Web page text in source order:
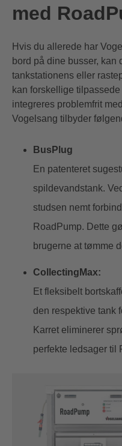
med
Hvis du allerede har
bord på dine busser, kan
tankstationens eller
kan forskellige
integreres problemfrit
Vogelsang tilbyder
BusPlug
En patenteret
spildevandstank.
studsen nemt
RoadPump. Dette
brugerne at tømme
CollectingMax:
Et fleksibelt
den respektive tank
Karret eliminerer
perfekte ledsager til